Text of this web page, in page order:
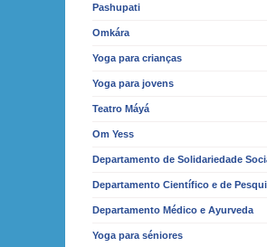
Pashupati
Omkára
Yoga para crianças
Yoga para jovens
Teatro Máyá
Om Yess
Departamento de Solidariedade
Departamento Científico e de
Departamento Médico e Ayurveda
Yoga para séniores